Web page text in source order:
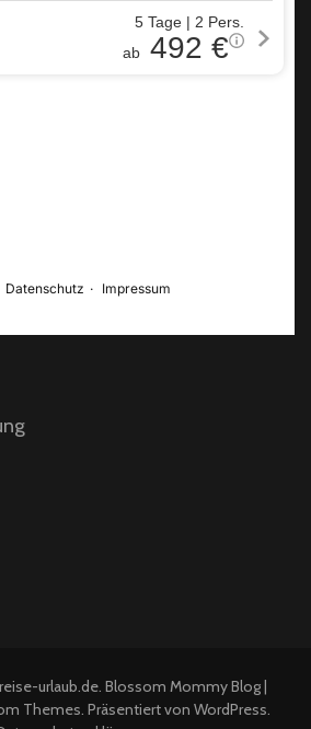
urlaub.de. Blossom Mommy Blog |
Themes. Präsentiert von WordPress.